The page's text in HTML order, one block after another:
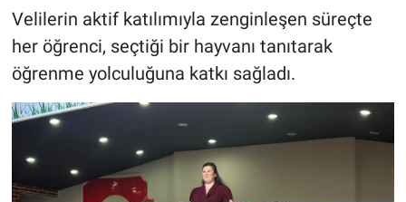
Velilerin aktif katılımıyla zenginleşen süreçte
her öğrenci, seçtiği bir hayvanı tanıtarak
öğrenme yolculuğuna katkı sağladı.